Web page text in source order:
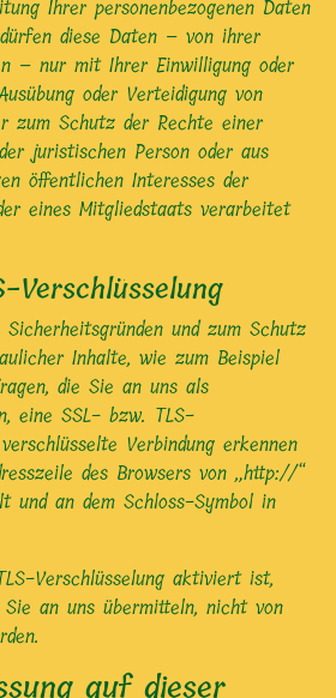
Ihrer personenbezogenen Daten
diese Daten – von ihrer
– nur mit Ihrer Einwilligung oder
oder Verteidigung von
zum Schutz der Rechte einer
juristischen Person oder aus
öffentlichen Interesses der
eines Mitgliedstaats verarbeitet
Verschlüsselung
und zum Schutz
Inhalte, wie zum Beispiel
die Sie an uns als
eine SSL- bzw. TLS-
Verbindung erkennen
des Browsers von „http://“
und an dem Schloss-Symbol in
Verschlüsselung aktiviert ist,
an uns übermitteln, nicht von
auf dieser